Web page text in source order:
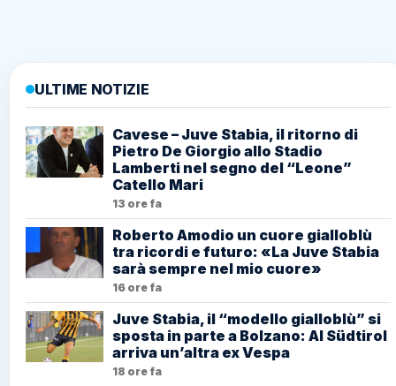
ULTIME NOTIZIE
Cavese – Juve Stabia, il ritorno di
Pietro De Giorgio allo Stadio
Lamberti nel segno del “Leone”
Catello Mari
13 ore fa
Roberto Amodio un cuore gialloblù
tra ricordi e futuro: «La Juve Stabia
sarà sempre nel mio cuore»
16 ore fa
Juve Stabia, il “modello gialloblù” si
sposta in parte a Bolzano: Al Südtirol
arriva un’altra ex Vespa
18 ore fa